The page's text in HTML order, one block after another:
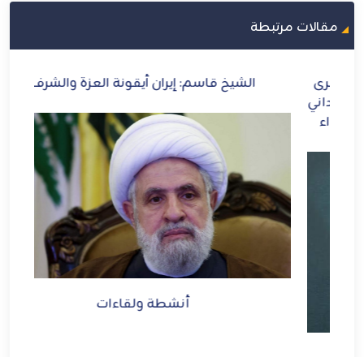
مقالات مرتبطة
الشيخ قاسم: إيران أيقونة العزة والشرف
أنشطة ولقاءات